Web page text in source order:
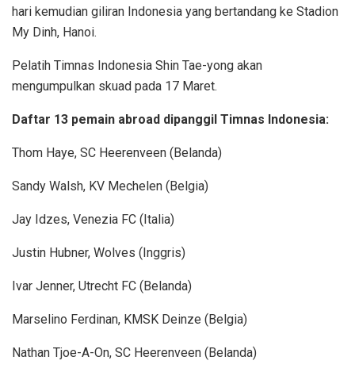
hari kemudian giliran Indonesia yang bertandang ke Stadion
My Dinh, Hanoi.
Pelatih Timnas Indonesia Shin Tae-yong akan
mengumpulkan skuad pada 17 Maret.
Daftar 13 pemain abroad dipanggil Timnas Indonesia:
Thom Haye, SC Heerenveen (Belanda)
Sandy Walsh, KV Mechelen (Belgia)
Jay Idzes, Venezia FC (Italia)
Justin Hubner, Wolves (Inggris)
Ivar Jenner, Utrecht FC (Belanda)
Marselino Ferdinan, KMSK Deinze (Belgia)
Nathan Tjoe-A-On, SC Heerenveen (Belanda)